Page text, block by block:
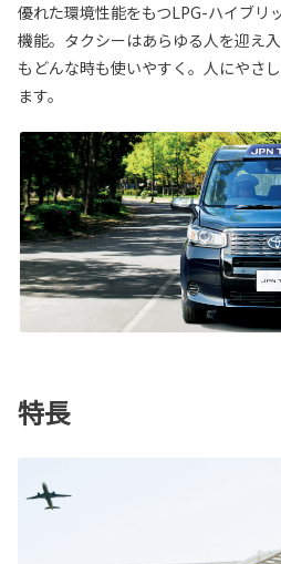
優れた環境性能をもつLPG-ハイブリ
機能。タクシーはあらゆる人を迎え
もどんな時も使いやすく。人にやさ
ます。
特長